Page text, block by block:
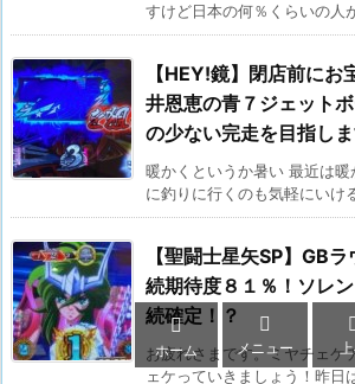
すけど日本の何％くらいの人
【HEY!鏡】閉店前にお
井恩恵の青７ジェット
の少ない完走を目指し
暖かくというか暑い 最近は
に釣りに行くのも気軽にいけ
【聖闘士星矢SP】GB
続期待度８１％！ソレ
続確定！？
お疲れさまです。ミヤチェケ
ェケっていきましょう！昨日

ホーム

メニュー